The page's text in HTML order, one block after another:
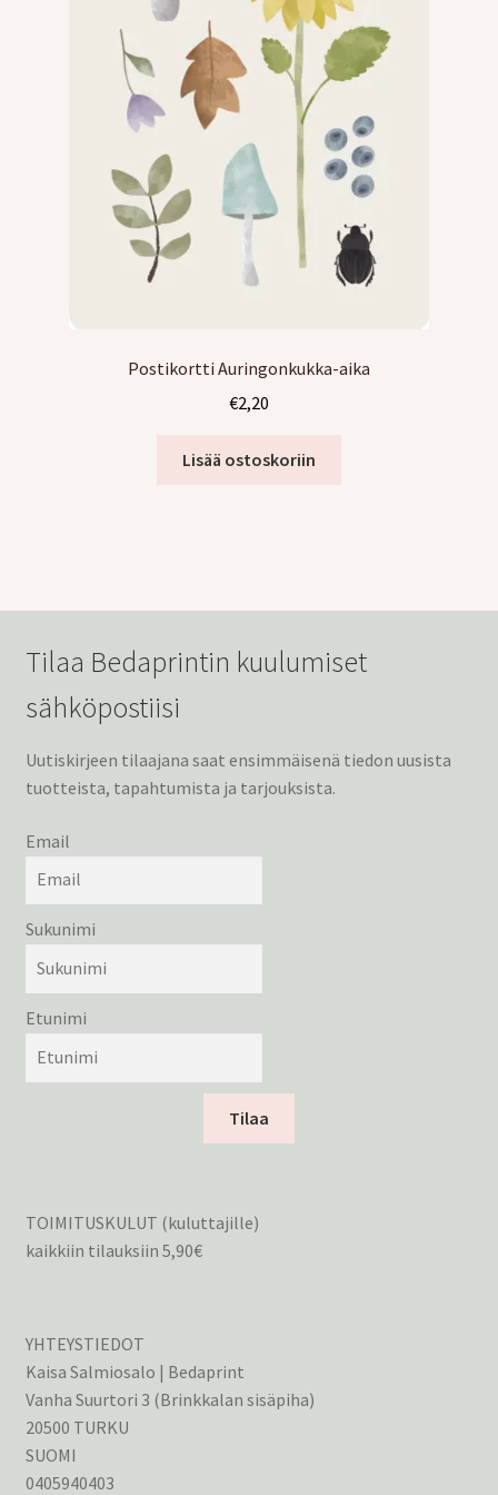
Postikortti Auringonkukka-aika
€2,20
Lisää ostoskoriin
Tilaa Bedaprintin kuulumiset
sähköpostiisi
Uutiskirjeen tilaajana saat ensimmäisenä tiedon uusista
tuotteista, tapahtumista ja tarjouksista.
Email
Sukunimi
Etunimi
Tilaa
TOIMITUSKULUT (kuluttajille)
kaikkiin tilauksiin 5,90€
YHTEYSTIEDOT
Kaisa Salmiosalo | Bedaprint
Vanha Suurtori 3 (Brinkkalan sisäpiha)
20500 TURKU
SUOMI
0405940403